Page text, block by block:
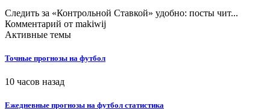
Следить за «Контрольной Ставкой» удобно: посты чит...
Комментарий от makiwij
Активные темы
Точные прогнозы на футбол
10 часов назад
Ежедневные прогнозы на футбол статистика